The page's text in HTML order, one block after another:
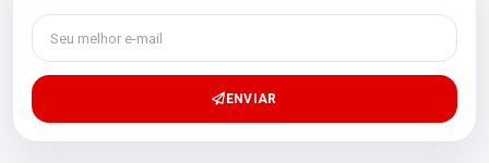
Seu melhor e-mail
ENVIAR